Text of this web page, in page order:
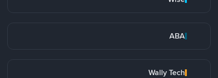
ABA
Wally Tech